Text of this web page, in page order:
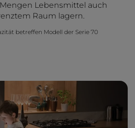
Lebensmittel auch
Raum lagern.
betreffen Modell der Serie 70